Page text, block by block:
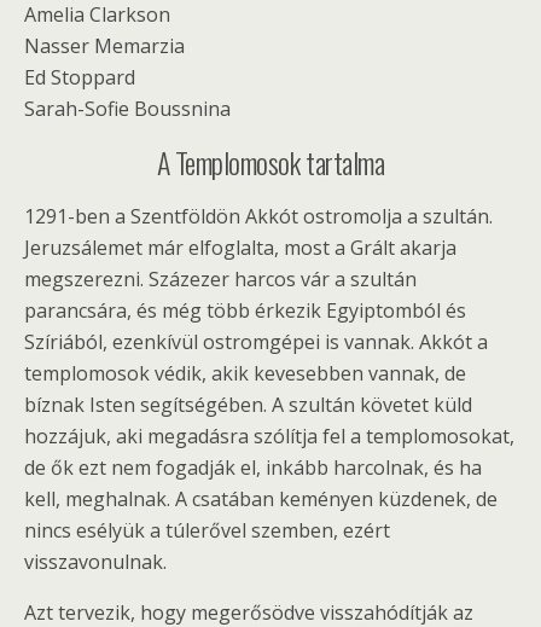
Amelia Clarkson
Nasser Memarzia
Ed Stoppard
Sarah-Sofie Boussnina
A Templomosok tartalma
1291-ben a Szentföldön Akkót ostromolja a szultán.
Jeruzsálemet már elfoglalta, most a Grált akarja
megszerezni. Százezer harcos vár a szultán
parancsára, és még több érkezik Egyiptomból és
Szíriából, ezenkívül ostromgépei is vannak. Akkót a
templomosok védik, akik kevesebben vannak, de
bíznak Isten segítségében. A szultán követet küld
hozzájuk, aki megadásra szólítja fel a templomosokat,
de ők ezt nem fogadják el, inkább harcolnak, és ha
kell, meghalnak. A csatában keményen küzdenek, de
nincs esélyük a túlerővel szemben, ezért
visszavonulnak.
Azt tervezik, hogy megerősödve visszahódítják az